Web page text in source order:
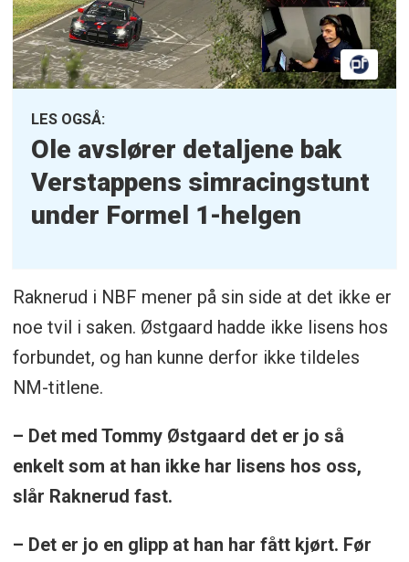
LES OGSÅ:
Ole avslører detaljene bak
Verstappens simracingstunt
under Formel 1-helgen
Raknerud i NBF mener på sin side at det ikke er
noe tvil i saken. Østgaard hadde ikke lisens hos
forbundet, og han kunne derfor ikke tildeles
NM-titlene.
– Det med Tommy Østgaard det er jo så
enkelt som at han ikke har lisens hos oss,
slår Raknerud fast.
– Det er jo en glipp at han har fått kjørt. Før